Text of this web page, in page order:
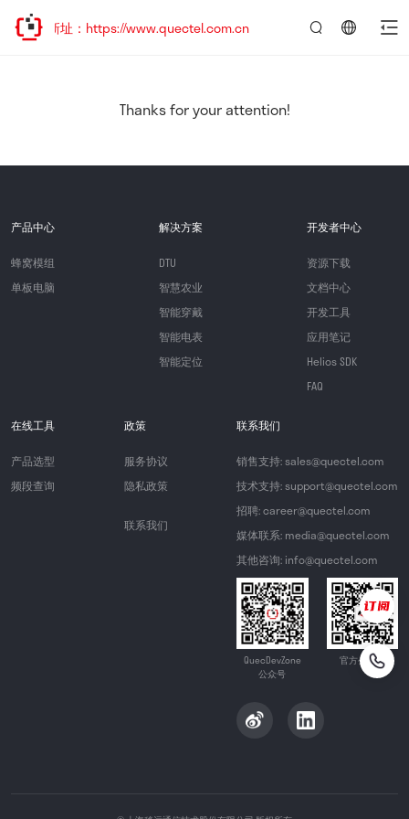
迎访问新址：https://www.quectel.com.cn
Thanks for your attention!
产品中心
蜂窝模组
单板电脑
解决方案
DTU
智慧农业
智能穿戴
智能电表
智能定位
开发者中心
资源下载
文档中心
开发工具
应用笔记
Helios SDK
FAQ
在线工具
产品选型
频段查询
政策
服务协议
隐私政策
联系我们
联系我们
销售支持: sales@quectel.com
技术支持: support@quectel.com
招聘: career@quectel.com
媒体联系: media@quectel.com
其他咨询: info@quectel.com
QuecDevZone
公众号
官方公众号